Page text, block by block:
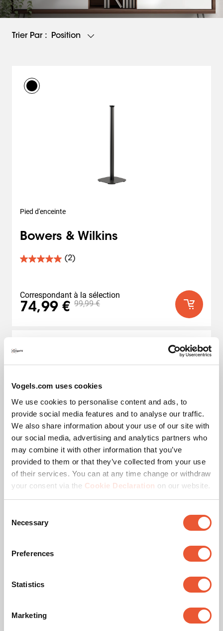
Vogels.com uses cookies
We use cookies to personalise content and ads, to
provide social media features and to analyse our traffic.
We also share information about your use of our site with
our social media, advertising and analytics partners who
may combine it with other information that you’ve
provided to them or that they’ve collected from your use
of their services. You can at any time change or withdraw
your consent via the Cookie Declaration on our website.
Selection
Necessary
Preferences
Statistics
Marketing
Trier Par : Position
Pied d'enceinte
Bowers & Wilkins
(2)
5.0
étoiles.
2
avis
Correspondant à la sélection
74,99 € 99,99 €
Support enceinte
Bowers & Wilkins
0.0
étoiles.
Correspondant à la sélection